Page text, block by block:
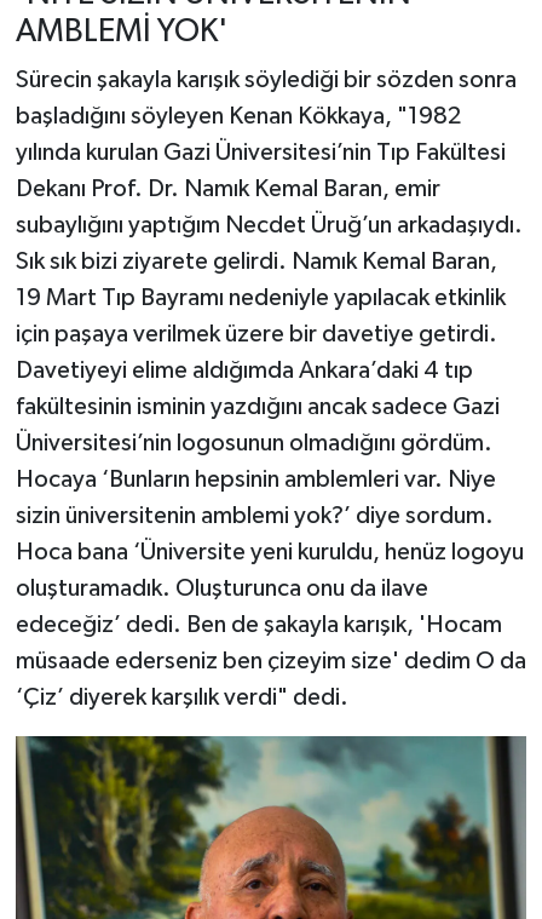
AMBLEMİ YOK'
Sürecin şakayla karışık söylediği bir sözden sonra
başladığını söyleyen Kenan Kökkaya, "1982
yılında kurulan Gazi Üniversitesi’nin Tıp Fakültesi
Dekanı Prof. Dr. Namık Kemal Baran, emir
subaylığını yaptığım Necdet Üruğ’un arkadaşıydı.
Sık sık bizi ziyarete gelirdi. Namık Kemal Baran,
19 Mart Tıp Bayramı nedeniyle yapılacak etkinlik
için paşaya verilmek üzere bir davetiye getirdi.
Davetiyeyi elime aldığımda Ankara’daki 4 tıp
fakültesinin isminin yazdığını ancak sadece Gazi
Üniversitesi’nin logosunun olmadığını gördüm.
Hocaya ‘Bunların hepsinin amblemleri var. Niye
sizin üniversitenin amblemi yok?’ diye sordum.
Hoca bana ‘Üniversite yeni kuruldu, henüz logoyu
oluşturamadık. Oluşturunca onu da ilave
edeceğiz’ dedi. Ben de şakayla karışık, 'Hocam
müsaade ederseniz ben çizeyim size' dedim O da
‘Çiz’ diyerek karşılık verdi" dedi.